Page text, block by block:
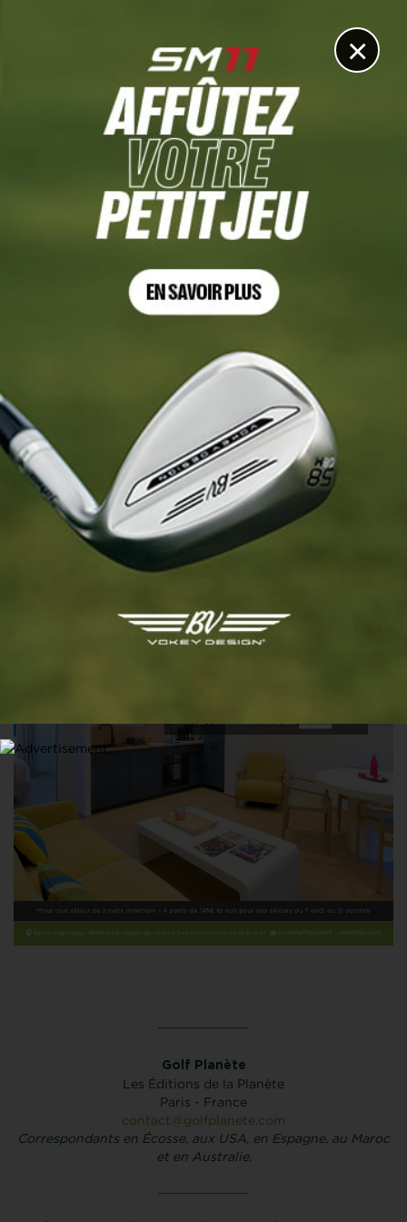
×
Rose Zhang
24 AOÛT. 2022 | MONDIAUX AMATEURS PAR ÉQUIPES, TOUR 1
Les Etats-Unis, déjà en tête. La France
dans le top 15…
« Précédent 1 2
Golf Planète
Les Éditions de la Planète
Paris - France
contact@golfplanete.com
Correspondants en Écosse, aux USA, en Espagne, au Maroc
et en Australie.